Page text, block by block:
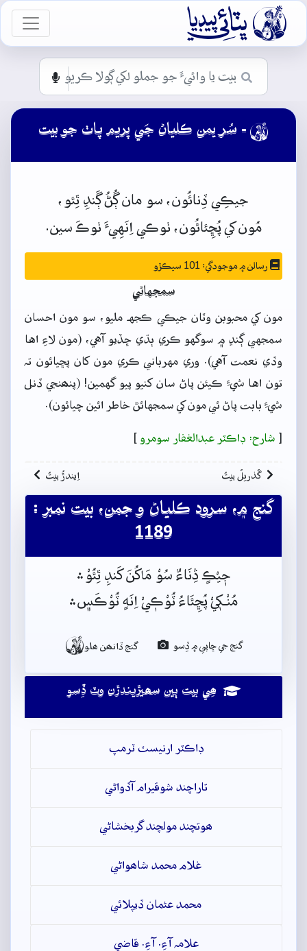

 - سُر يمن ڪلياڻ جَي پريم پاٺ جو بيت
جيڪِي ڏِنائُون، سو مان ڳُڻُڳَنڍِ ٿِئو،
مُون کي پُڇِئائُون، ٺوڪي اِنَهِيءَ ٺوڪَ سين.
رسالن ۾ موجودگي: 101 سيڪڙو
سمجهاڻي
مون کي محبوبن وٽان جيڪي ڪجهہ مليو، سو مون احسان
سمجهي ڳنڍ ۾ سوگهو ڪري ٻڌي ڇڏيو آهي، (مون لاءِ اها
وڏي نعمت آهي). وري مهرباني ڪري مون کان پڇيائون تہ
تون اها شيءِ ڪيئن پاڻ سان کنيو پيو گهمين! (پنھنجي ڏنل
شيءِ بابت پاڻ ئي مون کي سمجهائڻ خاطر ائين چيائون).
[ شارح: ڊاڪٽر عبدالغفار سومرو ]
گُذريلُ بيتُ اِيندڙُ بيتُ
گنج ۾، سرود ڪلياڻ و جمن، بيت نمبر :
1189
جٖيْڪٍ ڎِنَاءٌ سُوْ مَاکُنَ کَنڊِ ٿِئُوْ﮶
مُنْـکٖيْ پُڇِئَاءُ ٽُوْڪٖيْ اِنَهٍ ٽُوْڪَس﮼﮶
گنج جي ڇاپي ۾ ڏِسو گنج ڏانھن ھلو
ھِي بيت ٻين سھيڙيندڙن وٽ ڏِسو
ڊاڪٽر ارنيسٽ ٽرمپ
تاراچند شوقيرام آڏواڻي
ھوتچند مولچند گربخشاڻي
غلام محمد شاھواڻي
محمد عثمان ڏيپلائي
علامہ آءِ. آءِ. قاضي